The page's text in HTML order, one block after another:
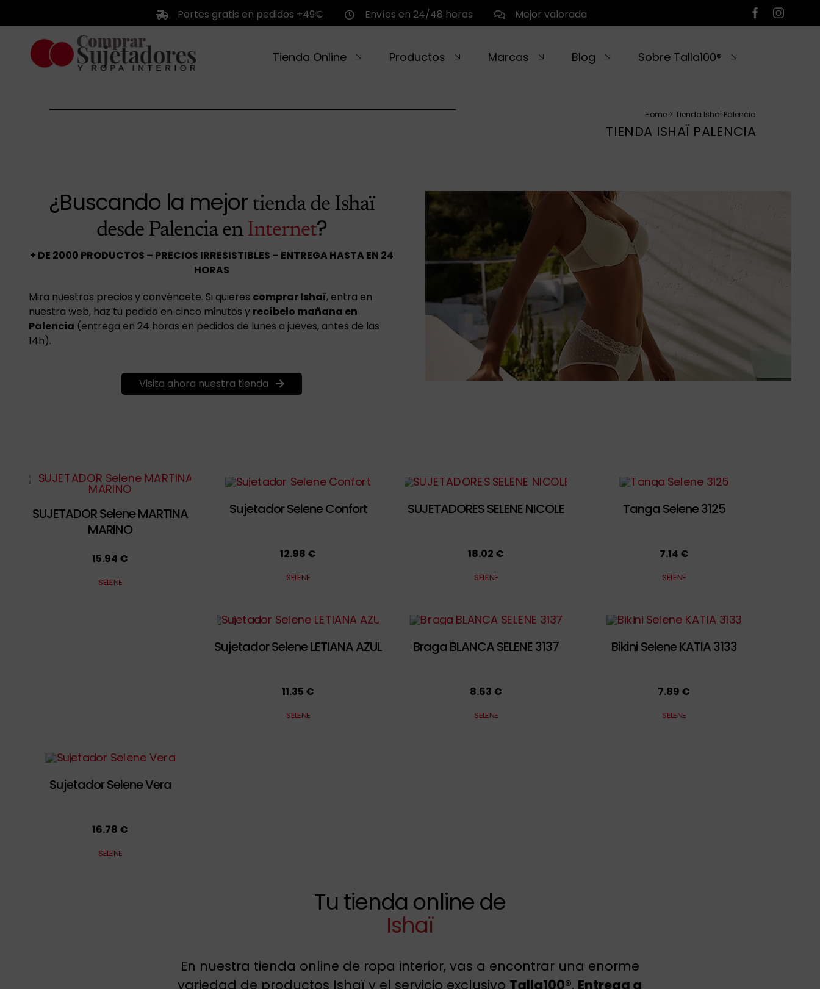
contenido
Portes gratis en pedidos +49€ Envíos en 24/48 horas Mejor valorada
Tienda Online Productos Marcas Blog Sobre Talla100®
Home Tienda Ishaï Palencia
TIENDA ISHAÏ PALENCIA
¿Buscando la mejor tienda de Ishaï
desde Palencia en Internet?
+ DE 2000 PRODUCTOS – PRECIOS IRRESISTIBLES – ENTREGA HASTA EN 24
HORAS
Mira nuestros precios y convéncete. Si quieres comprar Ishaï, entra en
nuestra web, haz tu pedido en cinco minutos y recíbelo mañana en
Palencia (entrega en 24 horas en pedidos de lunes a jueves, antes de las
14h).
Visita ahora nuestra tienda
SUJETADOR Selene MARTINA
MARINO
15.94 €
SELENE
Sujetador Selene Confort
12.98 €
SELENE
SUJETADORES SELENE NICOLE
18.02 €
SELENE
Tanga Selene 3125
7.14 €
SELENE
Sujetador Selene LETIANA AZUL
11.35 €
SELENE
Braga BLANCA SELENE 3137
8.63 €
SELENE
Bikini Selene KATIA 3133
7.89 €
SELENE
Sujetador Selene Vera
16.78 €
SELENE
Tu tienda online de
Ishaï
En nuestra tienda online de ropa interior, vas a encontrar una enorme
variedad de productos Ishaï y el servicio exclusivo Talla100®. Entrega a